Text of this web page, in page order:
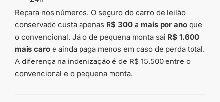
Repara nos números. O seguro do carro de leilão
conservado custa apenas R$ 300 a mais por ano que
o convencional. Já o de pequena monta sai R$ 1.600
mais caro e ainda paga menos em caso de perda total.
A diferença na indenização é de R$ 15.500 entre o
convencional e o pequena monta.